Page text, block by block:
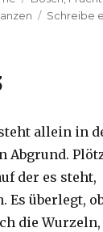
Schreibe
allein in
Abgrund.
der es steht,
Es überlegt,
die Wurzeln,